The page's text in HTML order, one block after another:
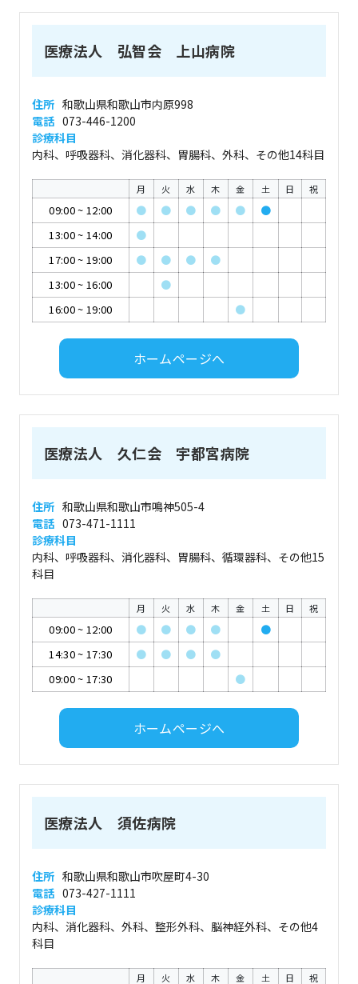
医療法人 弘智会 上山病院
住所 和歌山県和歌山市内原998
電話 073-446-1200
診療科目
内科、呼吸器科、消化器科、胃腸科、外科、その他14科目
月 火 水 木 金 土 日 祝
09:00~ 12:00 ● ● ● ● ●
●
13:00~ 14:00
●
17:00~ 19:00 ● ● ●
●
13:00~ 16:00
●
16:00~ 19:00 ●
ホームページへ
医療法人 久仁会 宇都宮病院
住所 和歌山県和歌山市鳴神505-4
電話 073-471-1111
診療科目
内科、呼吸器科、消化器科、胃腸科、循環器科、その他15
科目
月 火 水 木 金 土 日 祝
09:00~ 12:00 ● ● ● ●
●
14:30~ 17:30 ● ● ●
●
09:00~ 17:30 ●
ホームページへ
医療法人 須佐病院
住所 和歌山県和歌山市吹屋町4-30
電話 073-427-1111
診療科目
内科、消化器科、外科、整形外科、脳神経外科、その他4
科目
月 火 水 木 金 土 日 祝